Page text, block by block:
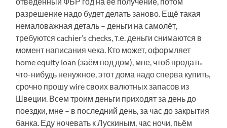
разрешение надо будет делать заново. Ещё такая
немаловажная деталь – деньги на самолёт,
требуются cachier’s checks, т.е. деньги снимаются в
момент написания чека. Кто может, оформляет
home equity loan (заём под дом), мне, чтоб продать
что-нибудь ненужное, этот дома надо сперва купить,
срочно прошу wire своих валютных запасов из
Швеции. Всем троим деньги приходят за день до
поездки, мне – в последний день, за час до закрытия
банка. Еду ночевать к Лускиным, час ночи, пьём